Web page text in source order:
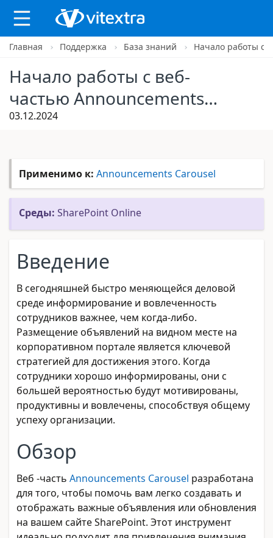
X
Главная Поддержка База знаний Начало работы с
Начало работы с веб-
частью Announcements
Carousel
03.12.2024
Применимо к: Announcements Carousel
Среды: SharePoint Online
Введение
В сегодняшней быстро меняющейся деловой
среде информирование и вовлеченность
сотрудников важнее, чем когда-либо.
Размещение объявлений на видном месте на
корпоративном портале является ключевой
стратегией для достижения этого. Когда
сотрудники хорошо информированы, они с
большей вероятностью будут мотивированы,
продуктивны и вовлечены, способствуя общему
успеху организации.
Обзор
Веб -часть Announcements Carousel разработана
для того, чтобы помочь вам легко создавать и
отображать важные объявления или обновления
на вашем сайте SharePoint. Этот инструмент